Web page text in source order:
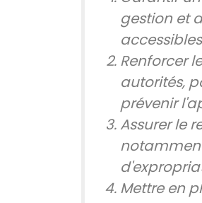
gestion et
Renforcer
autorités,
prévenir
Assurer le
Mettre en